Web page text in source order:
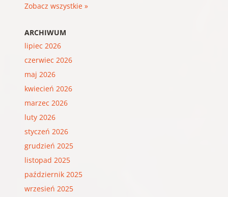
Zobacz wszystkie »
ARCHIWUM
lipiec 2026
czerwiec 2026
maj 2026
kwiecień 2026
marzec 2026
luty 2026
styczeń 2026
grudzień 2025
listopad 2025
październik 2025
wrzesień 2025